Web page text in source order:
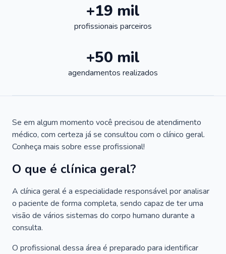
+19 mil
profissionais parceiros
+50 mil
agendamentos realizados
Se em algum momento você precisou de atendimento
médico, com certeza já se consultou com o clínico geral.
Conheça mais sobre esse profissional!
O que é clínica geral?
A clínica geral é a especialidade responsável por analisar
o paciente de forma completa, sendo capaz de ter uma
visão de vários sistemas do corpo humano durante a
consulta.
O profissional dessa área é preparado para identificar